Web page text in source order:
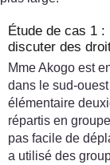
Étude de cas 1
discuter des
Mme Akogo est
dans le sud-
élémentaire
répartis en
pas facile de
a utilisé des